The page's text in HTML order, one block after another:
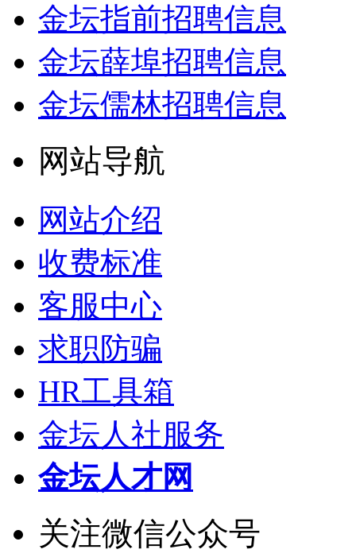
金坛指前招聘信息
金坛薛埠招聘信息
金坛儒林招聘信息
网站导航
网站介绍
收费标准
客服中心
求职防骗
HR工具箱
金坛人社服务
金坛人才网
关注微信公众号